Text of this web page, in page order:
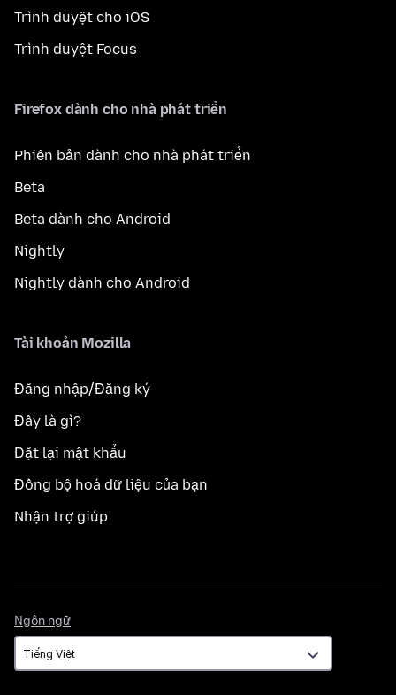
Trình duyệt cho iOS
Trình duyệt Focus
Firefox dành cho nhà phát triển
Phiên bản dành cho nhà phát triển
Beta
Beta dành cho Android
Nightly
Nightly dành cho Android
Tài khoản Mozilla
Đăng nhập/Đăng ký
Đây là gì?
Đặt lại mật khẩu
Đồng bộ hoá dữ liệu của bạn
Nhận trợ giúp
Ngôn ngữ
ngữ